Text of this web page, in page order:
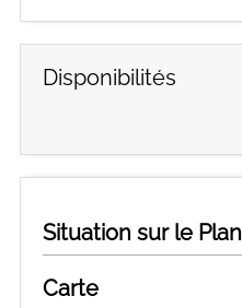
Disponibilités
Situation sur le Plan
Carte